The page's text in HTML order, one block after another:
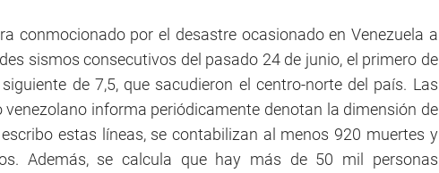
conmocionado por el desastre ocasionado en Venezuela a
sismos consecutivos del pasado 24 de junio, el primero de
de 7,5, que sacudieron el centro-norte del país. Las
venezolano informa periódicamente denotan la dimensión de
estas líneas, se contabilizan al menos 920 muertes y
Además, se calcula que hay más de 50 mil personas